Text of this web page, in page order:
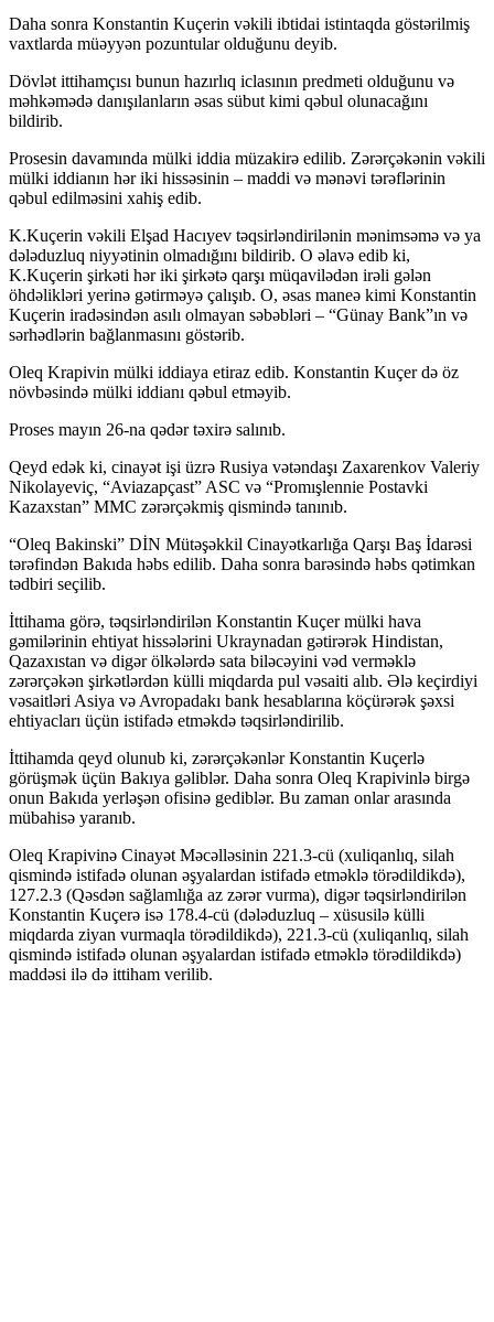
Daha sonra Konstantin Kuçerin vəkili ibtidai istintaqda göstərilmiş
vaxtlarda müəyyən pozuntular olduğunu deyib.
Dövlət ittihamçısı bunun hazırlıq iclasının predmeti olduğunu və
məhkəmədə danışılanların əsas sübut kimi qəbul olunacağını
bildirib.
Prosesin davamında mülki iddia müzakirə edilib. Zərərçəkənin vəkili
mülki iddianın hər iki hissəsinin – maddi və mənəvi tərəflərinin
qəbul edilməsini xahiş edib.
K.Kuçerin vəkili Elşad Hacıyev təqsirləndirilənin mənimsəmə və ya
dələduzluq niyyətinin olmadığını bildirib. O əlavə edib ki,
K.Kuçerin şirkəti hər iki şirkətə qarşı müqavilədən irəli gələn
öhdəlikləri yerinə gətirməyə çalışıb. O, əsas maneə kimi Konstantin
Kuçerin iradəsindən asılı olmayan səbəbləri – “Günay Bank”ın və
sərhədlərin bağlanmasını göstərib.
Oleq Krapivin mülki iddiaya etiraz edib. Konstantin Kuçer də öz
növbəsində mülki iddianı qəbul etməyib.
Proses mayın 26-na qədər təxirə salınıb.
Qeyd edək ki, cinayət işi üzrə Rusiya vətəndaşı Zaxarenkov Valeriy
Nikolayeviç, “Aviazapçast” ASC və “Promışlennie Postavki
Kazaxstan” MMC zərərçəkmiş qismində tanınıb.
“Oleq Bakinski” DİN Mütəşəkkil Cinayətkarlığa Qarşı Baş İdarəsi
tərəfindən Bakıda həbs edilib. Daha sonra barəsində həbs qətimkan
tədbiri seçilib.
İttihama görə, təqsirləndirilən Konstantin Kuçer mülki hava
gəmilərinin ehtiyat hissələrini Ukraynadan gətirərək Hindistan,
Qazaxıstan və digər ölkələrdə sata biləcəyini vəd verməklə
zərərçəkən şirkətlərdən külli miqdarda pul vəsaiti alıb. Ələ keçirdiyi
vəsaitləri Asiya və Avropadakı bank hesablarına köçürərək şəxsi
ehtiyacları üçün istifadə etməkdə təqsirləndirilib.
İttihamda qeyd olunub ki, zərərçəkənlər Konstantin Kuçerlə
görüşmək üçün Bakıya gəliblər. Daha sonra Oleq Krapivinlə birgə
onun Bakıda yerləşən ofisinə gediblər. Bu zaman onlar arasında
mübahisə yaranıb.
Oleq Krapivinə Cinayət Məcəlləsinin 221.3-cü (xuliqanlıq, silah
qismində istifadə olunan əşyalardan istifadə etməklə törədildikdə),
127.2.3 (Qəsdən sağlamlığa az zərər vurma), digər təqsirləndirilən
Konstantin Kuçerə isə 178.4-cü (dələduzluq – xüsusilə külli
miqdarda ziyan vurmaqla törədildikdə), 221.3-cü (xuliqanlıq, silah
qismində istifadə olunan əşyalardan istifadə etməklə törədildikdə)
maddəsi ilə də ittiham verilib.